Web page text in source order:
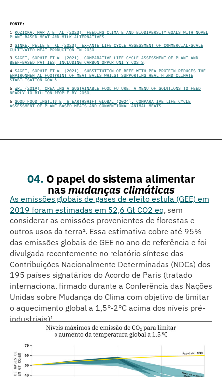
FONTE:
1 KOZICKA, MARTA ET AL (2023). FEEDING CLIMATE AND BIODIVERSITY GOALS WITH NOVEL
PLANT-BASED MEAT AND MILK ALTERNATIVES
2 SINKE, PELLE ET AL (2023). EX-ANTE LIFE CYCLE ASSESSMENT OF COMMERCIAL-SCALE
CULTIVATED MEAT PRODUCTION IN 2030
3 SAGET, SOPHIE ET AL (2021). COMPARATIVE LIFE CYCLE ASSESSMENT OF PLANT AND
BEEF-BASED PATTIES, INCLUDING CARBON OPPORTUNITY COSTS
4 SAGET, SOPHIE ET AL (2021). SUBSTITUTION OF BEEF WITH PEA PROTEIN REDUCES THE
ENVIRONMENTAL FOOTPRINT OF MEAT BALLS WHILST SUPPORTING HEALTH AND CLIMATE
STABILISATION GOALS
5 WRI (2019). CREATING A SUSTAINABLE FOOD FUTURE: A MENU OF SOLUTIONS TO FEED
NEARLY 10 BILLION PEOPLE BY 2050
6 GOOD FOOD INSTITUTE, & EARTHSHIFT GLOBAL (2024). COMPARATIVE LIFE CYCLE
ASSESSMENT OF PLANT-BASED MEATS AND CONVENTIONAL ANIMAL MEATS.
04. O papel do sistema alimentar
nasmudanças climáticas
As emissões globais de gases de efeito estufa (GEE) em
2019 foram estimadas em 52,6 Gt CO2 eq, sem
considerar as emissões provenientes de florestas e
outros usos da terra¹. Essa estimativa cobre até 95%
das emissões globais de GEE no ano de referência e foi
divulgada recentemente no relatório síntese das
Contribuições Nacionalmente Determinadas (NDCs) dos
195 países signatários do Acordo de Paris (tratado
internacional firmado durante a Conferência das Nações
Unidas sobre Mudança do Clima com objetivo de limitar
o aquecimento global a 1,5°-2°C acima dos níveis pré-
industriais)¹.